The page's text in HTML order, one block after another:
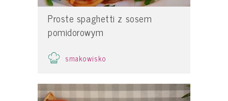
Proste spaghetti z sosem
pomidorowym
smakowisko